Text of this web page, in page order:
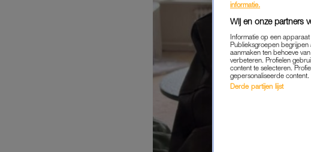
informatie.
Wij en onze partners
Informatie op een
Publieksgroepen begrijpen
aanmaken ten behoeve
verbeteren. Profielen
content te selecteren.
gepersonaliseerde
Derde partijen lijst